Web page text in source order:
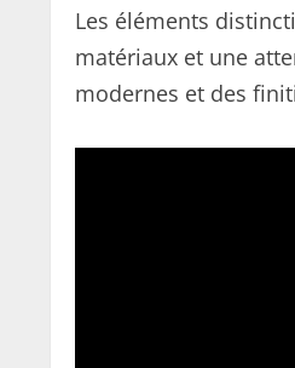
Les éléments
matériaux et une
modernes et des